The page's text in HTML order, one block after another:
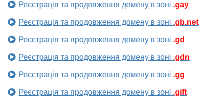
Реєстрація та продовження домену в зоні .gay
Реєстрація та продовження домену в зоні .gb.net
Реєстрація та продовження домену в зоні .gd
Реєстрація та продовження домену в зоні .gdn
Реєстрація та продовження домену в зоні .gg
Реєстрація та продовження домену в зоні .gift